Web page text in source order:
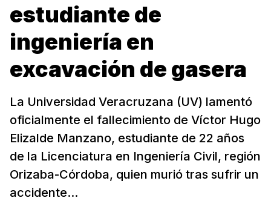
estudiante de
ingeniería en
excavación de gasera
La Universidad Veracruzana (UV) lamentó
oficialmente el fallecimiento de Víctor Hugo
Elizalde Manzano, estudiante de 22 años
de la Licenciatura en Ingeniería Civil, región
Orizaba-Córdoba, quien murió tras sufrir un
accidente...